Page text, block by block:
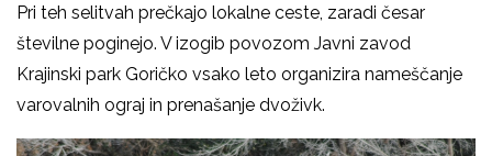
Pri teh selitvah prečkajo lokalne ceste, zaradi česar
številne poginejo. V izogib povozom Javni zavod
Krajinski park Goričko vsako leto organizira nameščanje
varovalnih ograj in prenašanje dvoživk.